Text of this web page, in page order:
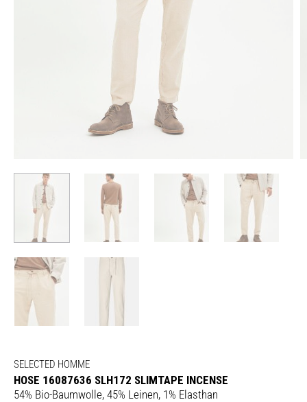
SELECTED HOMME
HOSE 16087636 SLH172 SLIMTAPE INCENSE
54% Bio-Baumwolle, 45% Leinen, 1% Elasthan